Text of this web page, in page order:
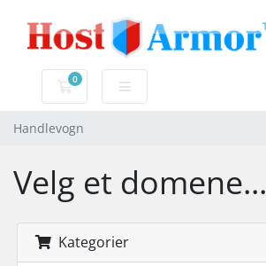
0
Handlevogn
Handlevogn
Velg et domene...
Kategorier